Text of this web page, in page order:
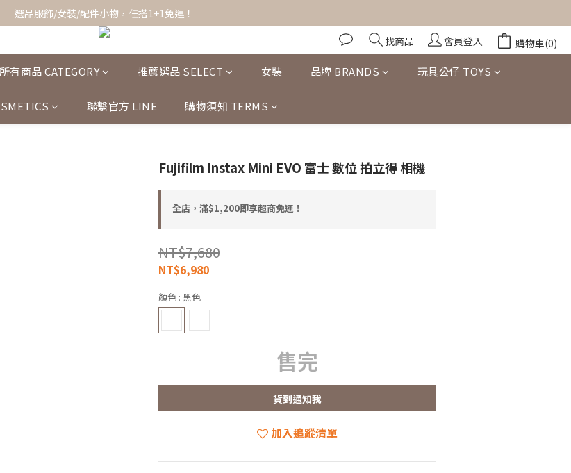
全館滿$1,200即享超商免運！
選品服飾/女裝/配件小物，任搭1+1免運！
全館滿$1,200即享超商免運！ 找商品 會員登入 購物車(0)
所有商品 CATEGORY 推薦選品 SELECT 女裝 品牌 BRANDS 玩具公仔 TOYS
聯繫官方 LINE 購物須知 TERMS
Fujifilm Instax Mini EVO 富士 數位 拍立得 相機
全店，滿$1,200即享超商免運！
NT$7,680
NT$6,980
顏色 : 黑色
售完
貨到通知我
加入追蹤清單